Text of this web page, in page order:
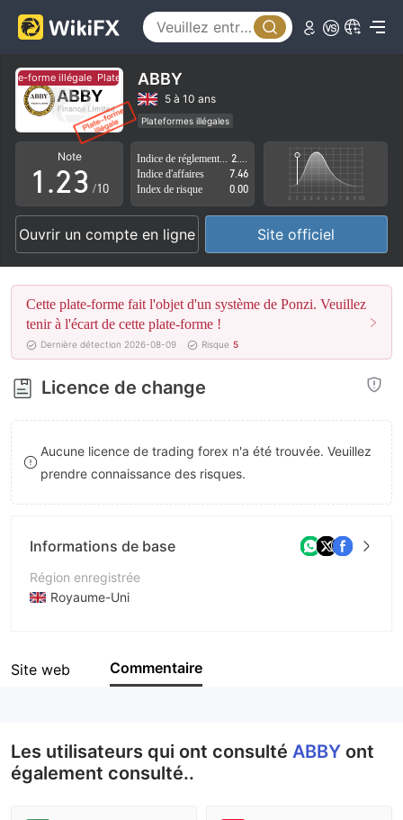
forme illégale Plate-forme illégale
ABBY
5 à 10 ans
Plateformes illégales
Licence de réglementation suspectée
Région d'affaires suspectée
Risque élevé potentiel
Note
0
1
2
3
4
5
6
7
8
9
.
0
1
2
3
4
5
6
7
8
9
0
1
2
3
4
5
6
7
8
9
/10
Indice d'affaires
7.46
Index de risque
0.00
Ouvrir un compte en ligne Site officiel
Cette plate-forme fait l'objet d'un système de Ponzi. Veuillez
tenir à l'écart de cette plate-forme !
Dernière détection 2026-08-09 Risque 5
Licence de change
Aucune licence de trading forex n'a été trouvée. Veuillez
prendre connaissance des risques.
Informations de base
Région enregistrée
Royaume-Uni
Société
Site web Commentaire
Les utilisateurs qui ont consulté ABBY ont
également consulté..